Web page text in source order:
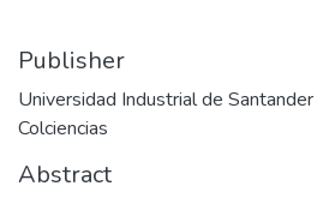
Publisher
Universidad Industrial de Santander
Colciencias
Abstract